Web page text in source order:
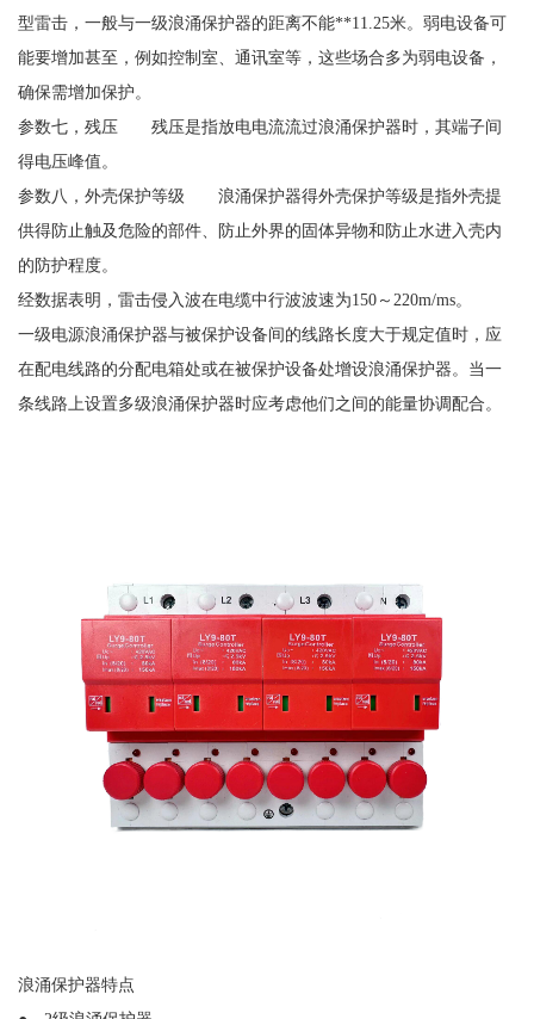
型雷击，一般与一级浪涌保护器的距离不能**11.25米。弱电设备可
能要增加甚至，例如控制室、通讯室等，这些场合多为弱电设备，
确保需增加保护。
参数七，残压 残压是指放电电流流过浪涌保护器时，其端子间
得电压峰值。
参数八，外壳保护等级 浪涌保护器得外壳保护等级是指外壳提
供得防止触及危险的部件、防止外界的固体异物和防止水进入壳内
的防护程度。
经数据表明，雷击侵入波在电缆中行波波速为150～220m/ms。
一级电源浪涌保护器与被保护设备间的线路长度大于规定值时，应
在配电线路的分配电箱处或在被保护设备处增设浪涌保护器。当一
条线路上设置多级浪涌保护器时应考虑他们之间的能量协调配合。
浪涌保护器特点